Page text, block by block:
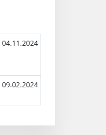
04.11.2024
09.02.2024